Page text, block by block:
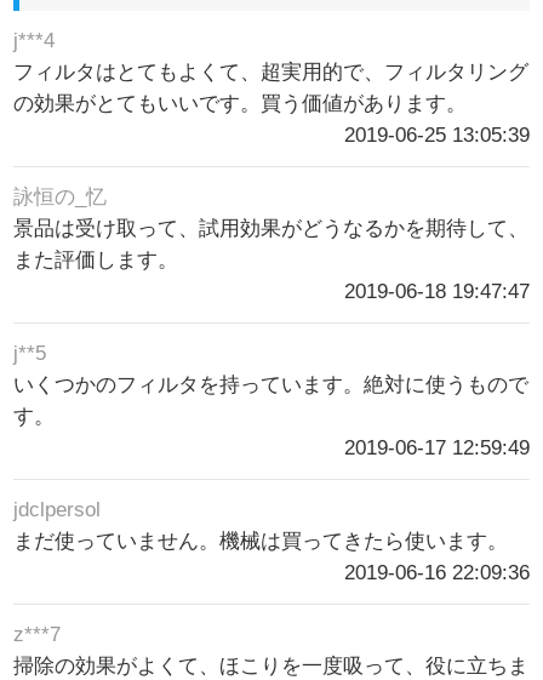
j***4
フィルタはとてもよくて、超実用的で、フィルタリング
の効果がとてもいいです。買う価値があります。
2019-06-25 13:05:39
詠恒の_忆
景品は受け取って、試用効果がどうなるかを期待して、
また評価します。
2019-06-18 19:47:47
j**5
いくつかのフィルタを持っています。絶対に使うもので
す。
2019-06-17 12:59:49
jdclpersol
まだ使っていません。機械は買ってきたら使います。
2019-06-16 22:09:36
z***7
掃除の効果がよくて、ほこりを一度吸って、役に立ちま